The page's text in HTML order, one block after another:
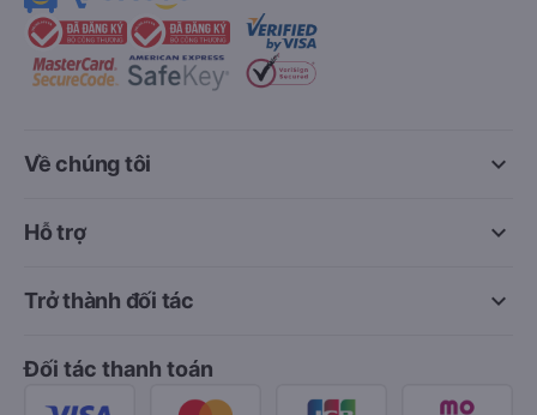
keyboard_arrow_down
Về chúng tôi
keyboard_arrow_down
Hỗ trợ
keyboard_arrow_down
Trở thành đối tác
Đối tác thanh toán